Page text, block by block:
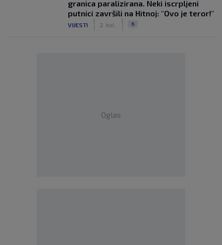
granica paralizirana. Neki iscrpljeni
putnici završili na Hitnoj: "Ovo je teror!"
VIJESTI 2. kol. 6
Oglas